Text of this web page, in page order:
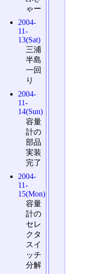
ゃー
2004-
11-
13(Sat)
三浦
半島
一回
り
2004-
11-
14(Sun)
容量
計の
部品
実装
完了
2004-
11-
15(Mon)
容量
計の
セレ
クタ
スイ
ッチ
分解